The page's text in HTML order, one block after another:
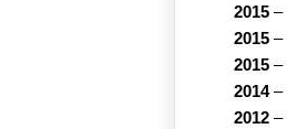
2015 –
2015 –
2015 –
2014–
2012 –